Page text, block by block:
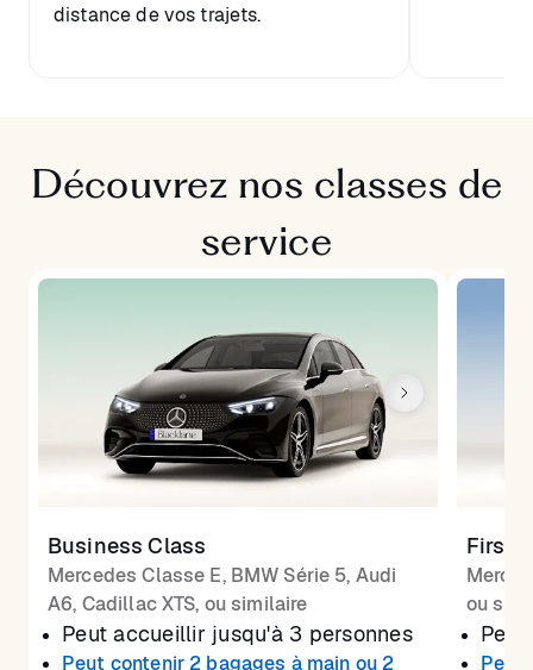
distance de vos trajets.
Découvrez nos classes de
service
Business Class
Mercedes Classe E, BMW Série 5, Audi
A6, Cadillac XTS, ou similaire
Peut accueillir jusqu'à 3 personnes
Peut contenir 2 bagages à main ou 2
First
ou
Peut